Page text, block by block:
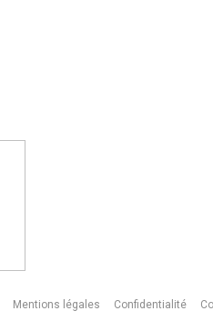
Mentions légales Confidentialité